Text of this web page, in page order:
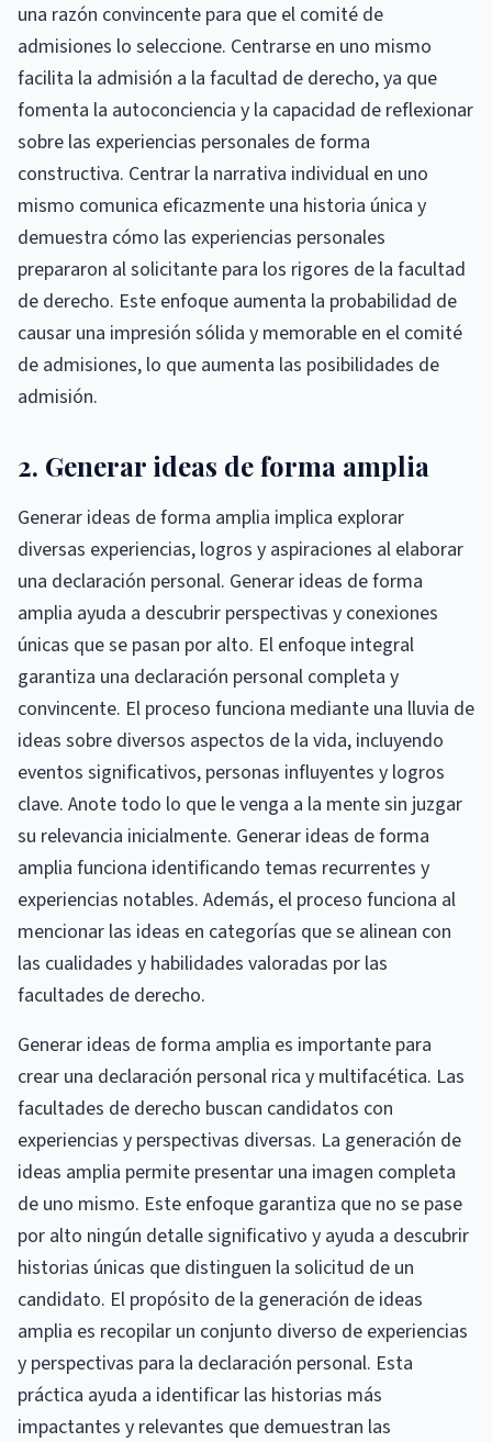
una razón convincente para que el comité de
admisiones lo seleccione. Centrarse en uno mismo
facilita la admisión a la facultad de derecho, ya que
fomenta la autoconciencia y la capacidad de reflexionar
sobre las experiencias personales de forma
constructiva. Centrar la narrativa individual en uno
mismo comunica eficazmente una historia única y
demuestra cómo las experiencias personales
prepararon al solicitante para los rigores de la facultad
de derecho. Este enfoque aumenta la probabilidad de
causar una impresión sólida y memorable en el comité
de admisiones, lo que aumenta las posibilidades de
admisión.
2. Generar ideas de forma amplia
Generar ideas de forma amplia implica explorar
diversas experiencias, logros y aspiraciones al elaborar
una declaración personal. Generar ideas de forma
amplia ayuda a descubrir perspectivas y conexiones
únicas que se pasan por alto. El enfoque integral
garantiza una declaración personal completa y
convincente. El proceso funciona mediante una lluvia de
ideas sobre diversos aspectos de la vida, incluyendo
eventos significativos, personas influyentes y logros
clave. Anote todo lo que le venga a la mente sin juzgar
su relevancia inicialmente. Generar ideas de forma
amplia funciona identificando temas recurrentes y
experiencias notables. Además, el proceso funciona al
mencionar las ideas en categorías que se alinean con
las cualidades y habilidades valoradas por las
facultades de derecho.
Generar ideas de forma amplia es importante para
crear una declaración personal rica y multifacética. Las
facultades de derecho buscan candidatos con
experiencias y perspectivas diversas. La generación de
ideas amplia permite presentar una imagen completa
de uno mismo. Este enfoque garantiza que no se pase
por alto ningún detalle significativo y ayuda a descubrir
historias únicas que distinguen la solicitud de un
candidato. El propósito de la generación de ideas
amplia es recopilar un conjunto diverso de experiencias
y perspectivas para la declaración personal. Esta
práctica ayuda a identificar las historias más
impactantes y relevantes que demuestran las